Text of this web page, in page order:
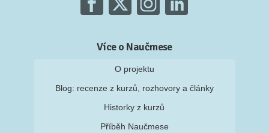
Více o Naučmese
O projektu
Blog: recenze z kurzů, rozhovory a články
Historky z kurzů
Příběh Naučmese